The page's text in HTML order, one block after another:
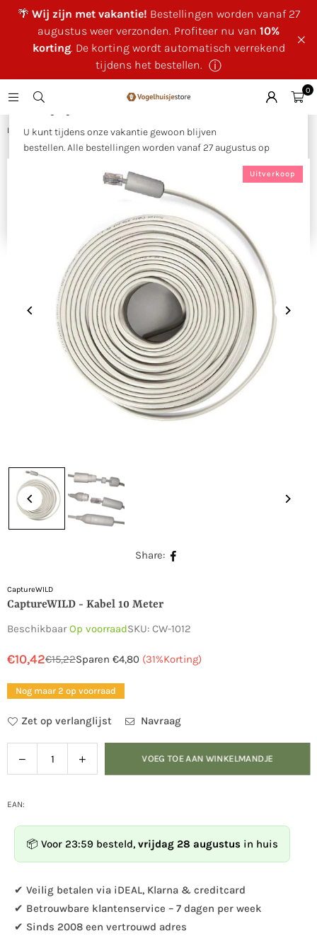
🌴 Wij zijn met vakantie! Bestellingen worden vanaf 27
augustus weer verzonden. Profiteer nu van 10%
korting. De korting wordt automatisch verrekend
tijdens het bestellen. ⓘ
×
U kunt tijdens onze vakantie gewoon blijven
bestellen. Alle bestellingen worden vanaf 27 augustus op
Als bedankje voor uw geduld ontvangt u tijdens onze
10% korting op uw bestelling. Deze wordt
automatisch verrekend tijdens het bestellen.
0
Huis Camera nestkasten | CaptureWILD - Kabel 10 meter
Uitverkoop
Share:
CaptureWILD
CaptureWILD - Kabel 10 Meter
BeschikbaarOp voorraadSKU: CW-1012
Normale
prijs
€10,42€15,22Sparen €4,80 (31%Korting)
Nog maar 2 op voorraad
Zet op verlanglijst Navraag
Hoeveelheid
Verlaag
de
Kabel
meter
Verhoog
de
Kabel
meter
VOEG TOE AAN WINKELMANDJE
EAN:
📦 Voor 23:59 besteld, vrijdag 28 augustus in huis
✔ Veilig betalen via iDEAL, Klarna & creditcard
✔ Betrouwbare klantenservice – 7 dagen per week
✔ Sinds 2008 een vertrouwd adres